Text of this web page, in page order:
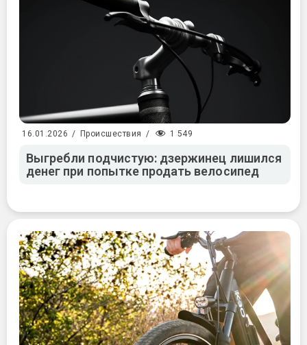
16.01.2026 / Происшествия / 1 549
Выгребли подчистую: дзержинец лишился
денег при попытке продать велосипед